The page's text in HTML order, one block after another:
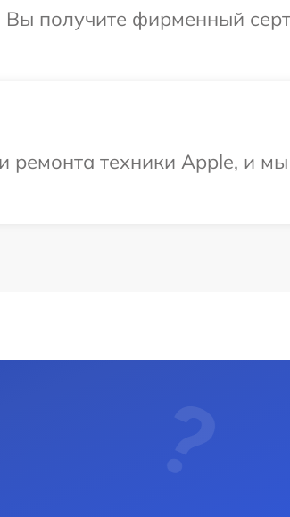
получите фирменный
техники Apple, и